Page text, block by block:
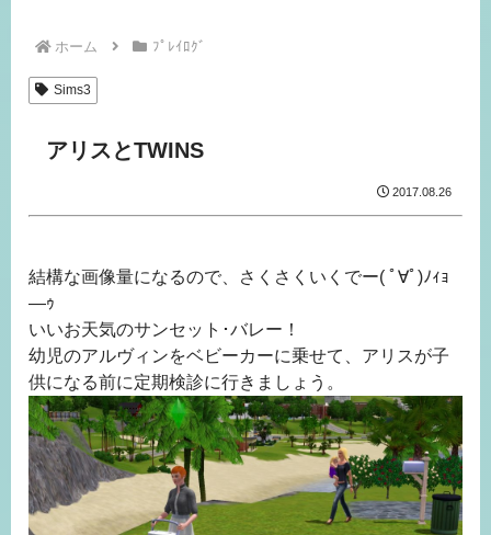
ホーム ﾌﾟﾚｲﾛｸﾞ
Sims3
アリスとTWINS
2017.08.26
結構な画像量になるので、さくさくいくでー( ﾟ∀ﾟ)ﾉｨｮ
―ｩ
いいお天気のサンセット･バレー！
幼児のアルヴィンをベビーカーに乗せて、アリスが子
供になる前に定期検診に行きましょう。